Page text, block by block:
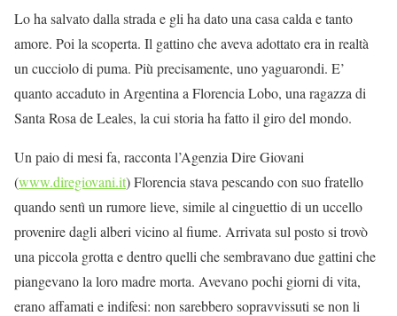
Lo ha salvato dalla strada e gli ha dato una casa calda e tanto
amore. Poi la scoperta. Il gattino che aveva adottato era in realtà
un cucciolo di puma. Più precisamente, uno yaguarondi. E’
quanto accaduto in Argentina a Florencia Lobo, una ragazza di
Santa Rosa de Leales, la cui storia ha fatto il giro del mondo.
Un paio di mesi fa, racconta l’Agenzia Dire Giovani
(www.diregiovani.it) Florencia stava pescando con suo fratello
quando sentì un rumore lieve, simile al cinguettio di un uccello
provenire dagli alberi vicino al fiume. Arrivata sul posto si trovò
una piccola grotta e dentro quelli che sembravano due gattini che
piangevano la loro madre morta. Avevano pochi giorni di vita,
erano affamati e indifesi: non sarebbero sopravvissuti se non li